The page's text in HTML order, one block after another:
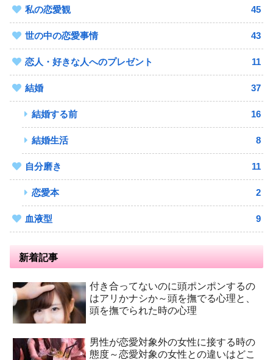
私の恋愛観 45
世の中の恋愛事情 43
恋人・好きな人へのプレゼント 11
結婚 37
結婚する前 16
結婚生活 8
自分磨き 11
恋愛本 2
血液型 9
新着記事
付き合ってないのに頭ポンポンするの
はアリかナシか～頭を撫でる心理と、
頭を撫でられた時の心理
男性が恋愛対象外の女性に接する時の
態度～恋愛対象の女性との違いはどこ